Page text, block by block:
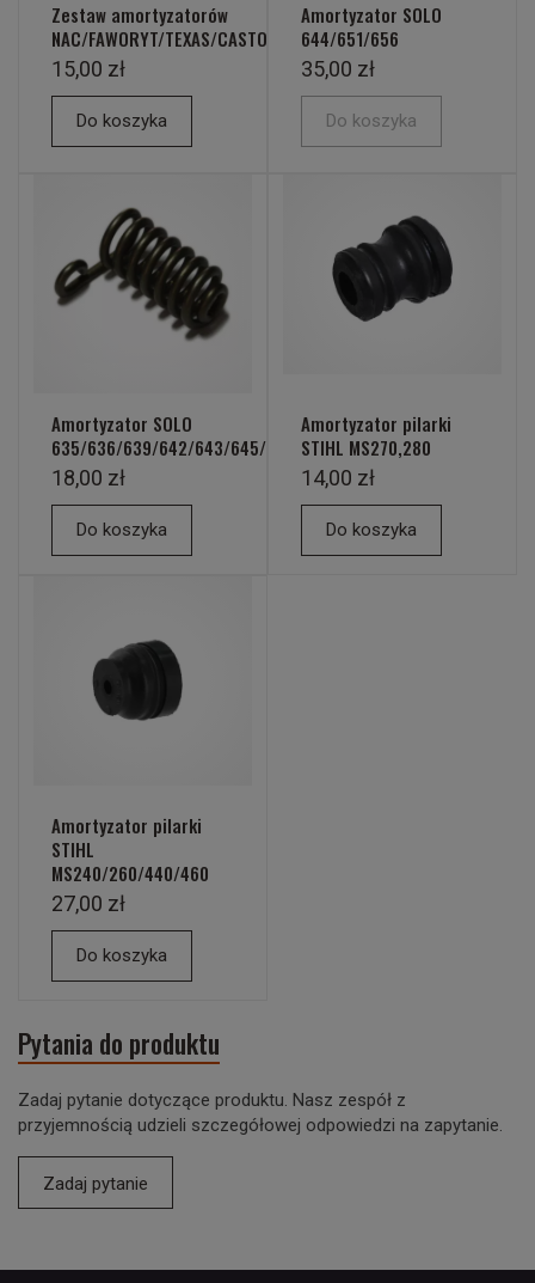
Zestaw amortyzatorów
NAC/FAWORYT/TEXAS/CASTORAMA
15,00 zł
Do koszyka
Amortyzator SOLO
644/651/656
35,00 zł
Do koszyka
Amortyzator SOLO
635/636/639/642/643/645/650
18,00 zł
Do koszyka
Amortyzator pilarki
STIHL MS270,280
14,00 zł
Do koszyka
Amortyzator pilarki
STIHL
MS240/260/440/460
27,00 zł
Do koszyka
Pytania do produktu
Zadaj pytanie dotyczące produktu. Nasz zespół z
przyjemnością udzieli szczegółowej odpowiedzi na zapytanie.
Zadaj pytanie